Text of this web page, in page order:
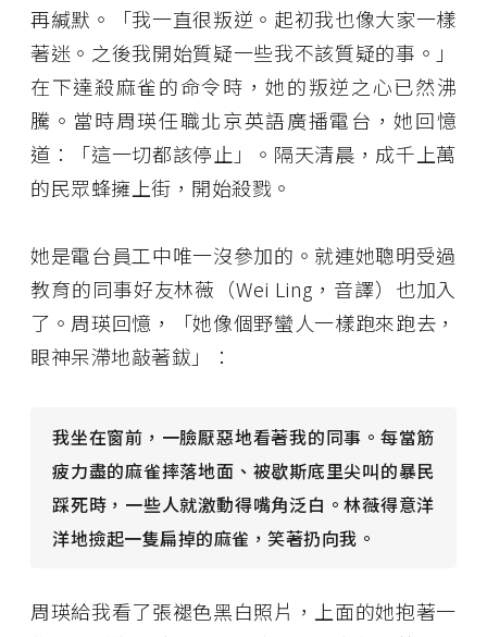
再緘默。「我一直很叛逆。起初我也像大家一樣
著迷。之後我開始質疑一些我不該質疑的事。」
在下達殺麻雀的命令時，她的叛逆之心已然沸
騰。當時周瑛任職北京英語廣播電台，她回憶
道：「這一切都該停止」。隔天清晨，成千上萬
的民眾蜂擁上街，開始殺戮。
她是電台員工中唯一沒參加的。就連她聰明受過
教育的同事好友林薇（Wei Ling，音譯）也加入
了。周瑛回憶，「她像個野蠻人一樣跑來跑去，
眼神呆滯地敲著鈸」：
我坐在窗前，一臉厭惡地看著我的同事。每當筋
疲力盡的麻雀摔落地面、被歇斯底里尖叫的暴民
踩死時，一些人就激動得嘴角泛白。林薇得意洋
洋地撿起一隻扁掉的麻雀，笑著扔向我。
周瑛給我看了張褪色黑白照片，上面的她抱著一